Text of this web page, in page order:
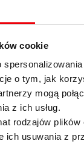
cookie
o tym, jak
mogą
z ich usług.
rodzajów
ich usuwania z